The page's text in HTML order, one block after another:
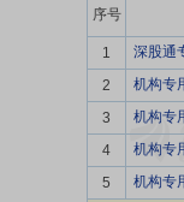
序号
1 深股通
2
机构专
3
机构专
4
机构专
5
机构专